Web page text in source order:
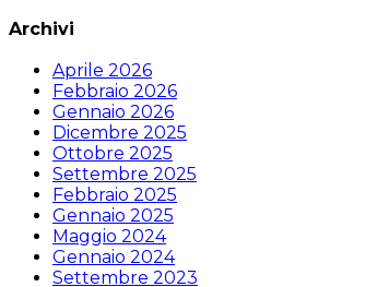
Archivi
Aprile 2026
Febbraio 2026
Gennaio 2026
Dicembre 2025
Ottobre 2025
Settembre 2025
Febbraio 2025
Gennaio 2025
Maggio 2024
Gennaio 2024
Settembre 2023